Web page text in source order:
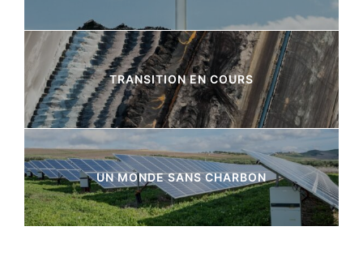
8 Articles
TRANSITION EN COURS
UN MONDE SANS CHARBON